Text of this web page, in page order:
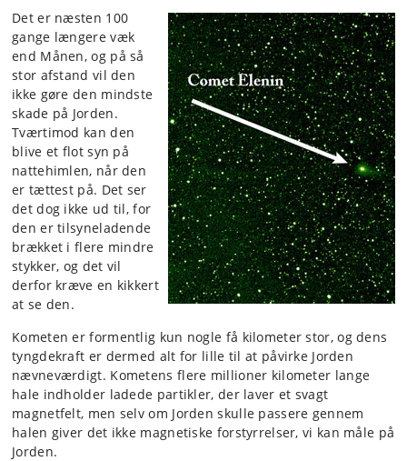
Det er næsten 100
gange længere væk
end Månen, og på så
stor afstand vil den
ikke gøre den mindste
skade på Jorden.
Tværtimod kan den
blive et flot syn på
nattehimlen, når den
er tættest på. Det ser
det dog ikke ud til, for
den er tilsyneladende
brækket i flere mindre
stykker, og det vil
derfor kræve en kikkert
at se den.
Kometen er formentlig kun nogle få kilometer stor, og dens
tyngdekraft er dermed alt for lille til at påvirke Jorden
nævneværdigt. Kometens flere millioner kilometer lange
hale indholder ladede partikler, der laver et svagt
magnetfelt, men selv om Jorden skulle passere gennem
halen giver det ikke magnetiske forstyrrelser, vi kan måle på
Jorden.